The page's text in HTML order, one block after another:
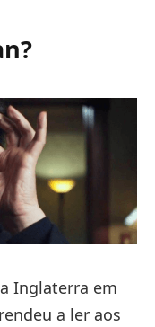
Inglaterra em
a ler aos